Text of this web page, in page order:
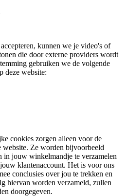
kunnen we je video's of
die door externe providers wordt
gebruiken we de volgende
deze website:
cookies zorgen alleen voor de
website. Ze worden bijvoorbeeld
in jouw winkelmandje te verzamelen
klantenaccount. Het is voor ons
conclusies over jou te trekken en
hiervan worden verzameld, zullen
doorgegeven.